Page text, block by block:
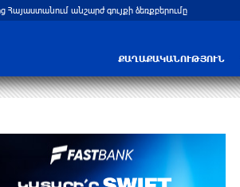
Հայաստանում անշարժ գույքի ձեռքբերումը
ՔԱՂԱՔԱԿԱՆՈՒԹՅՈՒՆ